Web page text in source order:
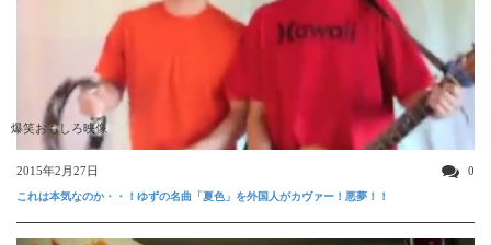
爆笑おもしろ映像
2015年2月27日 0
これは本気なのか・・！ゆずの名曲「夏色」を外国人がカヴァー！悪夢！！